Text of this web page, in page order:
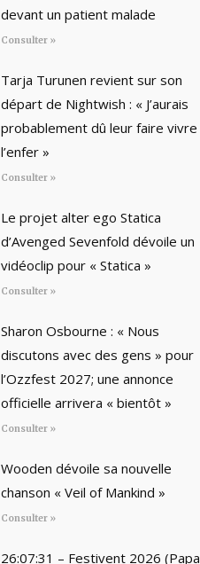
devant un patient malade
Consulter »
Tarja Turunen revient sur son
départ de Nightwish : « J’aurais
probablement dû leur faire vivre
l’enfer »
Consulter »
Le projet alter ego Statica
d’Avenged Sevenfold dévoile un
vidéoclip pour « Statica »
Consulter »
Sharon Osbourne : « Nous
discutons avec des gens » pour
l’Ozzfest 2027; une annonce
officielle arrivera « bientôt »
Consulter »
Wooden dévoile sa nouvelle
chanson « Veil of Mankind »
Consulter »
26:07:31 – Festivent 2026 (Papa